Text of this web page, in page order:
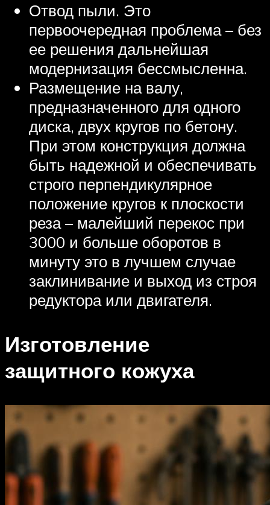
Отвод пыли. Это
первоочередная проблема – без
ее решения дальнейшая
модернизация бессмысленна.
Размещение на валу,
предназначенного для одного
диска, двух кругов по бетону.
При этом конструкция должна
быть надежной и обеспечивать
строго перпендикулярное
положение кругов к плоскости
реза – малейший перекос при
3000 и больше оборотов в
минуту это в лучшем случае
заклинивание и выход из строя
редуктора или двигателя.
Изготовление
защитного кожуха